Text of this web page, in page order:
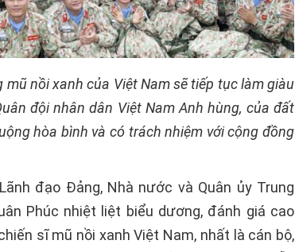
nồi xanh của Việt Nam sẽ tiếp tục làm giàu
đội nhân dân Việt Nam Anh hùng, của đất
hòa bình và có trách nhiệm với cộng đồng
đạo Đảng, Nhà nước và Quân ủy Trung
Phúc nhiệt liệt biểu dương, đánh giá cao
sĩ mũ nồi xanh Việt Nam, nhất là cán bộ,